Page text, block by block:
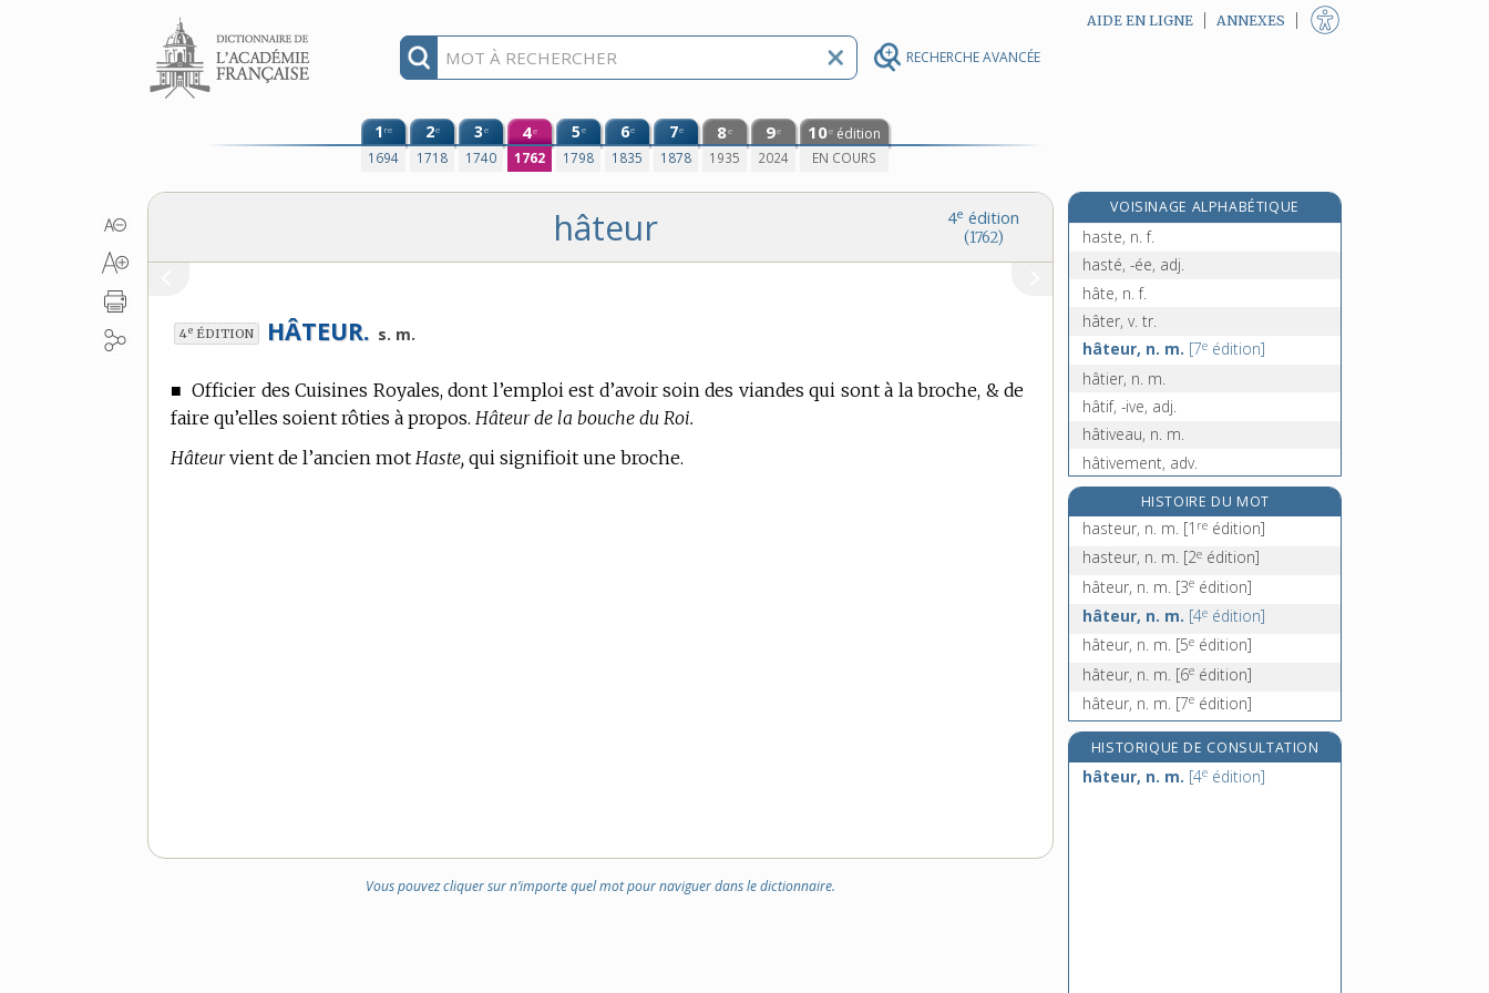
RECHERCHE AVANCÉE
Aller au contenu AIDE EN LIGNE ANNEXES
1re
1694
2e
1718
3e
1740
4e
1762
5e
1798
6e
1835
7e
1878
8e
1935
9e
2024
10e édition
EN COURS
4e édition
(1762)
hâteur
4e ÉDITION HÂTEUR. s. m.
■Officier des Cuisines Royales, dont l’emploi est d’avoir soin des viandes qui sont à la broche, & de
faire qu’elles soient rôties à propos. Hâteur de la bouche du Roi.
Hâteurvient de l’ancien mot Haste, qui signifioit une broche.
Vous pouvez cliquer sur n’importe quel mot pour naviguer dans le dictionnaire.
VOISINAGE ALPHABÉTIQUE
hastaire, n. m.
haste, n. f.
hasté, -ée, adj.
hâte, n. f.
hâter, v. tr.
hâteur, n. m. [7e édition]
hâtier, n. m.
hâtif, -ive, adj.
hâtiveau, n. m.
hâtivement, adv.
hâtiveté, n. f.[7eédition]
hâture, n. f.
hauban, n. m.
haubanage, n. m.
HISTOIRE DU MOT
hasteur, n. m. [1 re édition]
hasteur, n. m. [2e édition]
hâteur, n. m. [3e édition]
hâteur, n. m. [4e édition]
hâteur, n. m. [5e édition]
hâteur, n. m. [6e édition]
hâteur, n. m. [7e édition]
HISTORIQUE DE CONSULTATION
hâteur, n. m. [4e édition]